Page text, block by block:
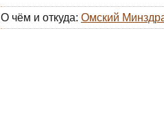
О чём и откуда: Омский